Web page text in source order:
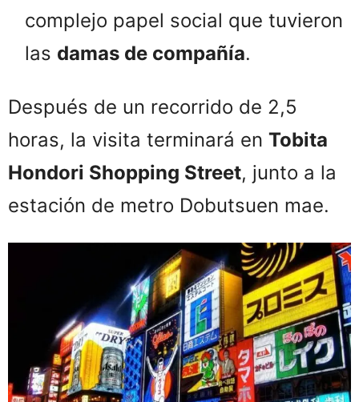
complejo papel social que tuvieron
las damas de compañía.
Después de un recorrido de 2,5
horas, la visita terminará en Tobita
Hondori Shopping Street, junto a la
estación de metro Dobutsuen mae.